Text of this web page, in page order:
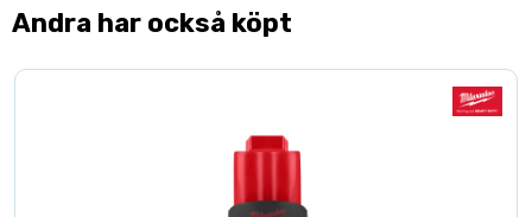
Andra har också köpt